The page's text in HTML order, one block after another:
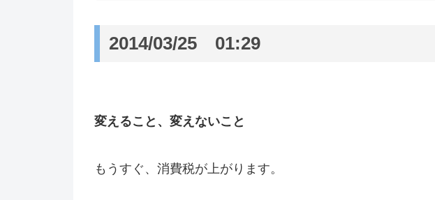
2014/03/25 01:29
変えること、変えないこと
もうすぐ、消費税が上がります。